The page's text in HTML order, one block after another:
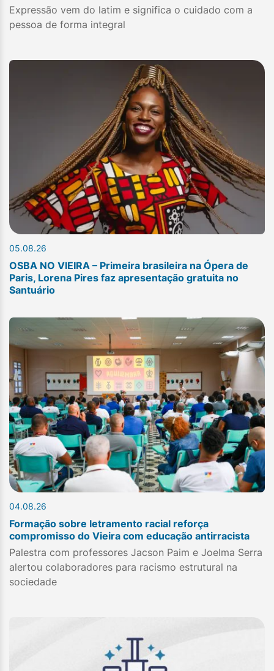
Expressão vem do latim e significa o cuidado com a
pessoa de forma integral
05.08.26
OSBA NO VIEIRA – Primeira brasileira na Ópera de
Paris, Lorena Pires faz apresentação gratuita no
Santuário
04.08.26
Formação sobre letramento racial reforça
compromisso do Vieira com educação antirracista
Palestra com professores Jacson Paim e Joelma Serra
alertou colaboradores para racismo estrutural na
sociedade